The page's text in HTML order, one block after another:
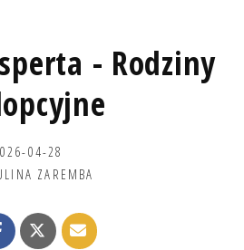
- Rodziny
04-28
ZAREMBA